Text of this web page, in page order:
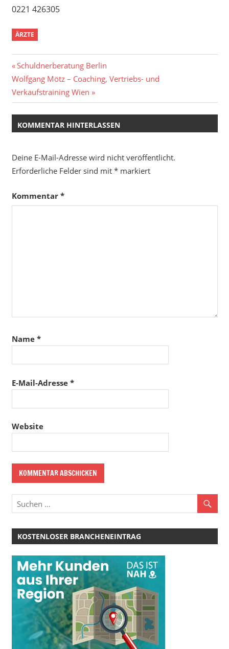
0221 426305
ÄRZTE
Beitragsnavigation
Vorheriger
Beitrag:
Schuldnerberatung Berlin
Nächster
Beitrag:
Wolfgang Mötz – Coaching, Vertriebs- und
Verkaufstraining Wien
KOMMENTAR HINTERLASSEN
Deine E-Mail-Adresse wird nicht veröffentlicht.
Erforderliche Felder sind mit *markiert
Kommentar *
Name *
E-Mail-Adresse *
Website
KOSTENLOSER BRANCHENEINTRAG